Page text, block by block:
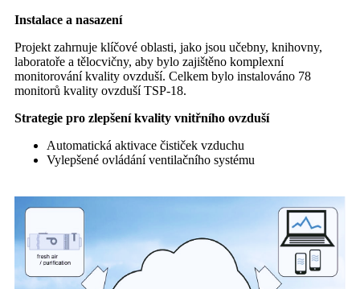
Instalace a nasazení
Projekt zahrnuje klíčové oblasti, jako jsou učebny, knihovny,
laboratoře a tělocvičny, aby bylo zajištěno komplexní
monitorování kvality ovzduší. Celkem bylo instalováno 78
monitorů kvality ovzduší TSP-18.
Strategie pro zlepšení kvality vnitřního ovzduší
Automatická aktivace čističek vzduchu
Vylepšené ovládání ventilačního systému